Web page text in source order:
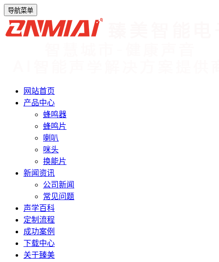
导航菜单
网站首页
产品中心
蜂鸣器
蜂鸣片
喇叭
咪头
换能片
新闻资讯
公司新闻
常见问题
声学百科
定制流程
成功案例
下载中心
关于臻美